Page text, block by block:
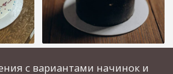
ИСПЕКЛИ
21227
ПИЦЦ